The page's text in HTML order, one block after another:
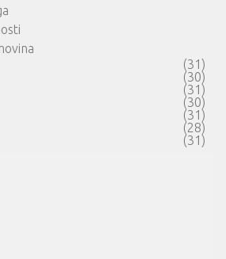
(31)
(30)
(31)
(30)
(31)
(28)
(31)